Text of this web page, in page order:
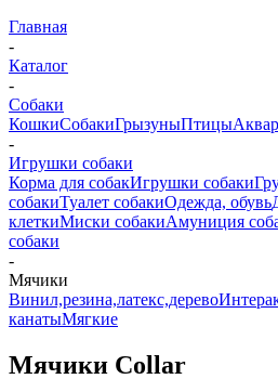
Главная
-
Каталог
-
Собаки
КошкиСобакиГрызуныПтицы
-
Игрушки собаки
Корма для собакИгрушки собаки
собакиТуалет собакиОдежда, обувь
клеткиМиски собакиАмуниция
собаки
-
Мячики
Винил,резина,латекс,дерево
канатыМягкие
Мячики Collar